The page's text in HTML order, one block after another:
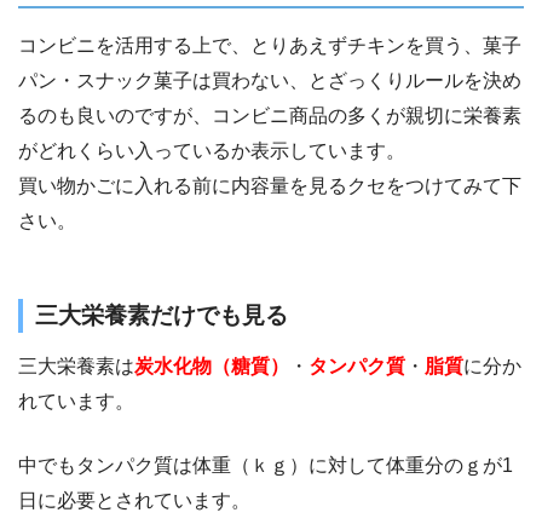
コンビニを活用する上で、とりあえずチキンを買う、菓子
パン・スナック菓子は買わない、とざっくりルールを決め
るのも良いのですが、コンビニ商品の多くが親切に栄養素
がどれくらい入っているか表示しています。
買い物かごに入れる前に内容量を見るクセをつけてみて下
さい。
三大栄養素だけでも見る
三大栄養素は炭水化物（糖質） ・ タンパク質 ・ 脂質に分か
れています。
中でもタンパク質は体重（ｋｇ）に対して体重分のｇが1
日に必要とされています。